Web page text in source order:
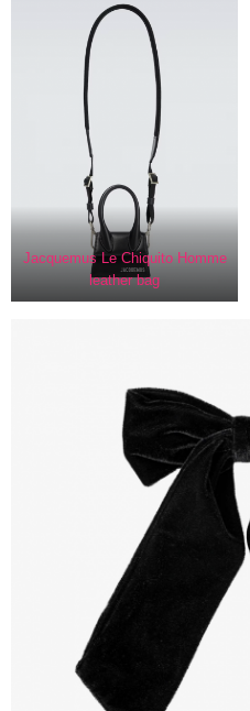
Jacquemus Le Chiquito Homme
leather bag